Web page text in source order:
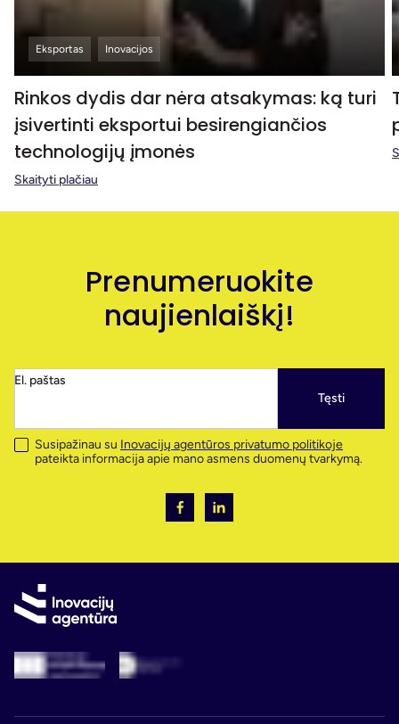
Eksportas Inovacijos
Rinkos dydis dar nėra atsakymas: ką turi
įsivertinti eksportui besirengiančios
technologijų įmonės
Skaityti plačiau
Prenumeruokite
naujienlaiškį!
El. paštas
Tęsti
Susipažinau su Inovacijų agentūros privatumo politikoje
pateikta informacija apie mano asmens duomenų tvarkymą.